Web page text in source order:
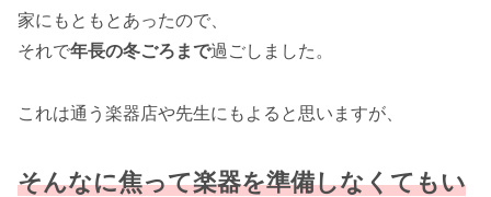
家にもともとあったので、
それで年長の冬ごろまで過ごしました。
これは通う楽器店や先生にもよると思いますが、
そんなに焦って楽器を準備しなくてもい